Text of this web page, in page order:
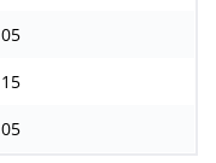
05
15
05